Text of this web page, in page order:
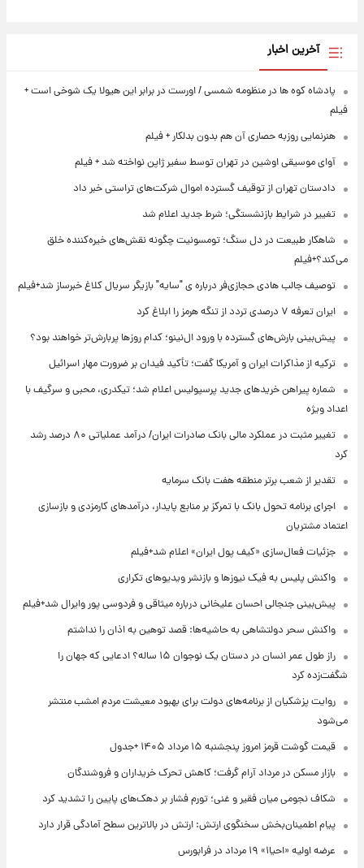
آخرین اخبار
پادشاه کوه ها در منظومه شمسی / اورست در برابر این هیولا یک شوخی است +
فیلم
هنرنمایی روزبه حصاری آن هم بدون بدلکار + فیلم
آوای موسیقی اوشین در تهران توسط سفیر ژاپن نواخته شد + فیلم
دادستان تهران از توقیف گسترده اموال شرکت‌های تراستی خبر داد
تغییر در شرایط بازنشستگی؛ شرط جدید اعلام شد
شاهکار طبیعت در دل سنگ؛ تومسونیت چگونه نقش‌های خیره‌کننده خلق
می‌کند؟+فیلم
توصیف جالب هادی حجازی‌فر درباره ی "سایه" بازیگر سریال کلاغ خبرساز شد+فیلم
ایران تعرفه ۷ درصدی تردد از تنگه هرمز را ابلاغ کرد
پیش‌بینی بارش‌های گسترده با ورود ال‌نینو؛ کدام روزها پربارش‌تر خواهند بود؟
ترکیه از مذاکرات ایران و آمریکا گفت؛ تأکید فیدان بر ضرورت مهار اسرائیل
شماره پیراهن خریدهای جدید پرسپولیس اعلام شد؛ تیکدری، محبی و سرگیف با
اعداد ویژه
تغییر مثبت در عملکرد مالی بانک صادرات ایران/ درآمد عملیاتی ۸۰ درصد رشد
کرد
تقدیر از شعب برتر منطقه هفت بانک سرمایه
اجرای برنامه تحول بانک با تمرکز بر منابع پایدار، درآمدهای کارمزدی و بازسازی
اعتماد مشتریان
جزئیات فعال‌سازی «کیف پول ایران» اعلام شد+فیلم
واکنش پلیس به فیک نیوزها و بازنشر ویدیوهای تکراری
پیش‌بینی جنجالی احسان علیخانی درباره میثاقی و فردوسی پور وایرال شد+فیلم
واکنش سحر دولتشاهی به حاشیه‌ها: قصد توهین به اذان را نداشتم
راز طول عمر انسان در دستان یک نوجوان ۱۵ ساله؟ ادعایی که جهان را
شگفت‌زده کرد
روایت پزشکیان از برنامه‌های دولت برای بهبود معیشت مردم امشب منتشر
می‌شود
قیمت گوشت قرمز امروز پنجشنبه ۱۵ مرداد ۱۴۰۵ +جدول
بازار مسکن در مرداد آرام گرفت؛ کاهش تحرک خریداران و فروشندگان
شکاف نجومی میان فقیر و غنی؛ تورم فشار بر دهک‌های پایین را تشدید کرد
پیام اطمینان‌بخش سخنگوی ارتش: ارتش در بالاترین سطح آمادگی قرار دارد
عرضه اولیه «احیا۱» ۱۹ مرداد در فرابورس